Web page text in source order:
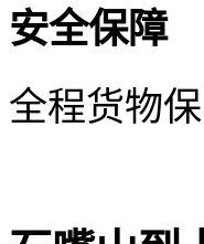
安全保障
全程货物